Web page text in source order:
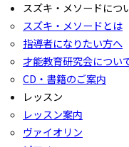
スズキ・メソードにつ
スズキ・メソードとは
指導者になりたい方へ
才能教育研究会につい
CD・書籍のご案内
レッスン
レッスン案内
ヴァイオリン